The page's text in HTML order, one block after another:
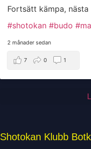
Fortsätt kämpa,
#shotokan #budo
2 månader sedan
7 0 1
Shotokan Klubb